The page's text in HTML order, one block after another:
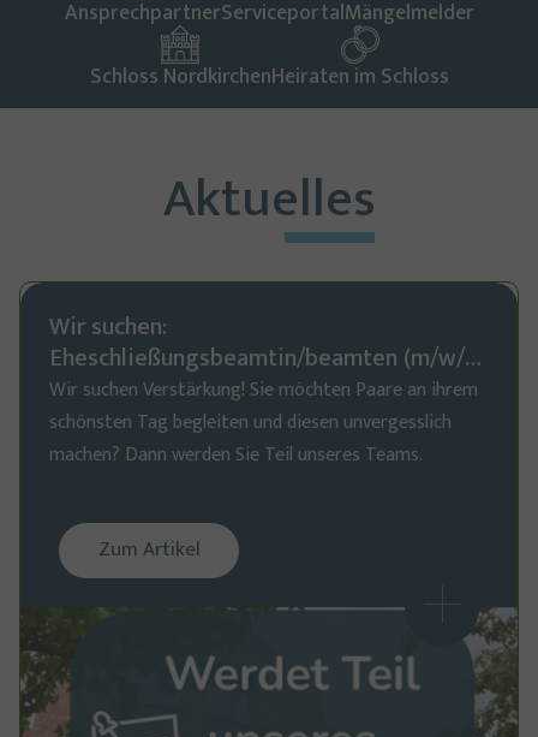
AnsprechpartnerServiceportalMängelmelder
Schloss NordkirchenHeiraten im Schloss
Aktuelles
Wir suchen:
Eheschließungsbeamtin/beamten (m/w/d)
auf Minijob-Basis
Wir suchen Verstärkung! Sie möchten Paare an ihrem
schönsten Tag begleiten und diesen unvergesslich
machen? Dann werden Sie Teil unseres Teams.
Zum Artikel